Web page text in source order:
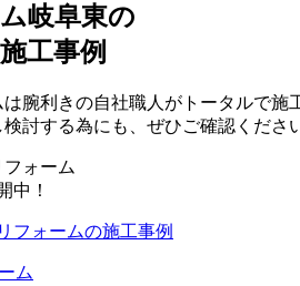
岐阜東の
工事例
腕利きの自社職人がトータルで施
討する為にも、ぜひご確認くださ
ォーム
中！
ム